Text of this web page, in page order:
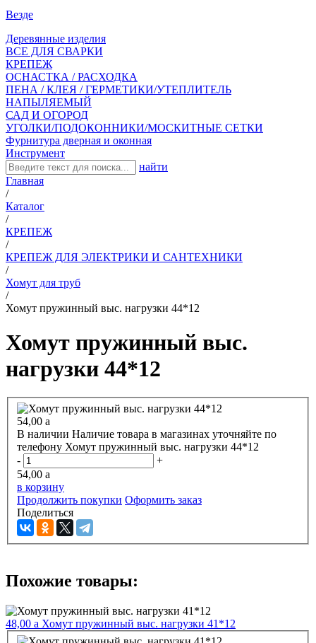
Везде
Деревянные изделия
ВСЕ ДЛЯ СВАРКИ
КРЕПЕЖ
ОСНАСТКА / РАСХОДКА
ПЕНА / КЛЕЯ / ГЕРМЕТИКИ/УТЕПЛИТЕЛЬ
НАПЫЛЯЕМЫЙ
САД И ОГОРОД
УГОЛКИ/ПОДОКОННИКИ/МОСКИТНЫЕ СЕТКИ
Фурнитура дверная и оконная
Инструмент
найти
Главная
/
Каталог
/
КРЕПЕЖ
/
КРЕПЕЖ ДЛЯ ЭЛЕКТРИКИ И САНТЕХНИКИ
/
Хомут для труб
/
Хомут пружинный выс. нагрузки 44*12
Хомут пружинный выс.
нагрузки 44*12
54,00 a
В наличии Наличие товара в магазинах уточняйте по
телефону Хомут пружинный выс. нагрузки 44*12
-
+
54,00 a
в корзину
Продолжить покупки Оформить заказ
Поделиться
Похожие товары:
48,00 a Хомут пружинный выс. нагрузки 41*12